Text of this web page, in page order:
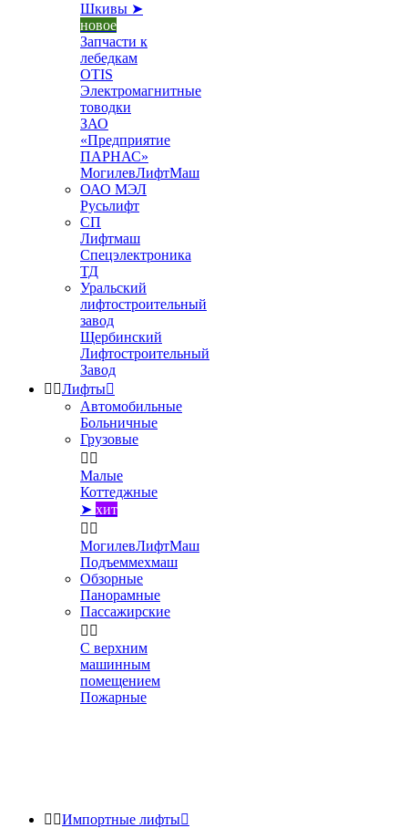
Шкивы ➤
новое
Запчасти к
лебедкам
OTIS
Электромагнитные
товодки
ЗАО
«Предприятие
ПАРНАС»
МогилевЛифтМаш
ОАО МЭЛ
Русьлифт
СП
Лифтмаш
Спецэлектроника
ТД
Уральский
лифтостроительный
завод
Щербинский
Лифтостроительный
Завод
 Лифты
Автомобильные
Больничные
Грузовые
 
Малые
Коттеджные
➤ хит
 
МогилевЛифтМаш
Подъеммехмаш
Обзорные
Панорамные
Пассажирские
 
С верхним
машинным
помещением
Пожарные
 Импортные лифты